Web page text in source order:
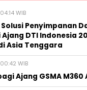
WIB
Solusi Penyimpanan
DTI Indonesia
Asia Tenggara
WIB
Ajang GSMA M360